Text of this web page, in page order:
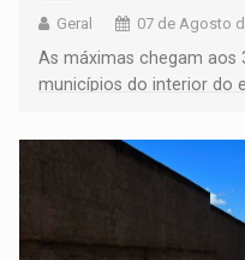
Geral 07 de Agosto
As máximas chegam aos
municípios do interior do